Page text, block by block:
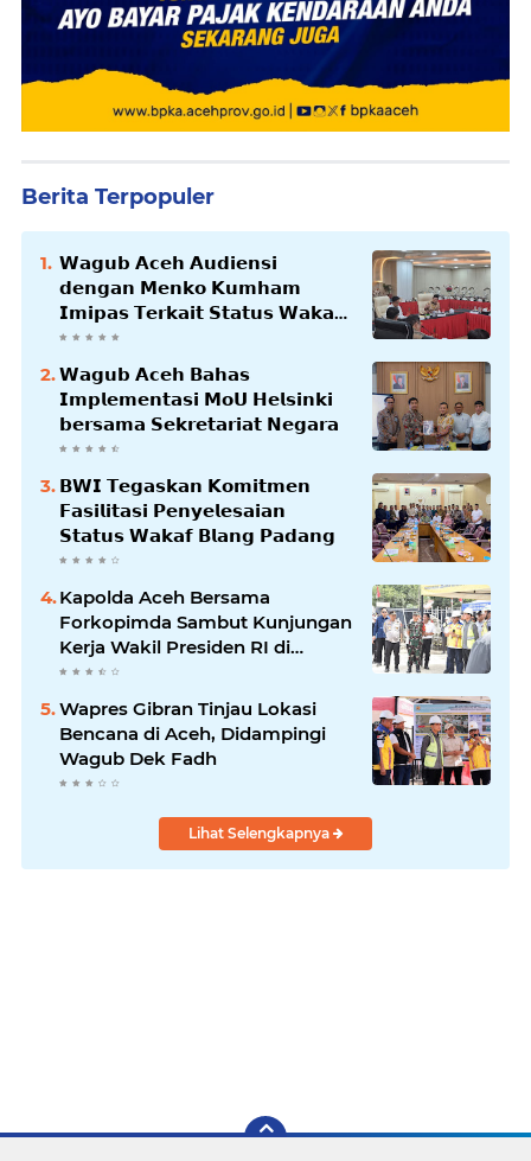
Berita Terpopuler
𝗪𝗮𝗴𝘂𝗯 𝗔𝗰𝗲𝗵 𝗔𝘂𝗱𝗶𝗲𝗻𝘀𝗶
𝗱𝗲𝗻𝗴𝗮𝗻 𝗠𝗲𝗻𝗸𝗼 𝗞𝘂𝗺𝗵𝗮𝗺
𝗜𝗺𝗶𝗽𝗮𝘀 𝗧𝗲𝗿𝗸𝗮𝗶𝘁 𝗦𝘁𝗮𝘁𝘂𝘀 𝗪𝗮𝗸𝗮𝗳
𝗕𝗹𝗮𝗻𝗴𝗽𝗮𝗱𝗮𝗻𝗴
𝗪𝗮𝗴𝘂𝗯 𝗔𝗰𝗲𝗵 𝗕𝗮𝗵𝗮𝘀
𝗜𝗺𝗽𝗹𝗲𝗺𝗲𝗻𝘁𝗮𝘀𝗶 𝗠𝗼𝗨 𝗛𝗲𝗹𝘀𝗶𝗻𝗸𝗶
𝗯𝗲𝗿𝘀𝗮𝗺𝗮 𝗦𝗲𝗸𝗿𝗲𝘁𝗮𝗿𝗶𝗮𝘁 𝗡𝗲𝗴𝗮𝗿𝗮
𝗕𝗪𝗜 𝗧𝗲𝗴𝗮𝘀𝗸𝗮𝗻 𝗞𝗼𝗺𝗶𝘁𝗺𝗲𝗻
𝗙𝗮𝘀𝗶𝗹𝗶𝘁𝗮𝘀𝗶 𝗣𝗲𝗻𝘆𝗲𝗹𝗲𝘀𝗮𝗶𝗮𝗻
𝗦𝘁𝗮𝘁𝘂𝘀 𝗪𝗮𝗸𝗮𝗳 𝗕𝗹𝗮𝗻𝗴 𝗣𝗮𝗱𝗮𝗻𝗴
Kapolda Aceh Bersama
Forkopimda Sambut Kunjungan
Kerja Wakil Presiden RI di
Kabupaten Bireuen
Wapres Gibran Tinjau Lokasi
Bencana di Aceh, Didampingi
Wagub Dek Fadh
Lihat Selengkapnya